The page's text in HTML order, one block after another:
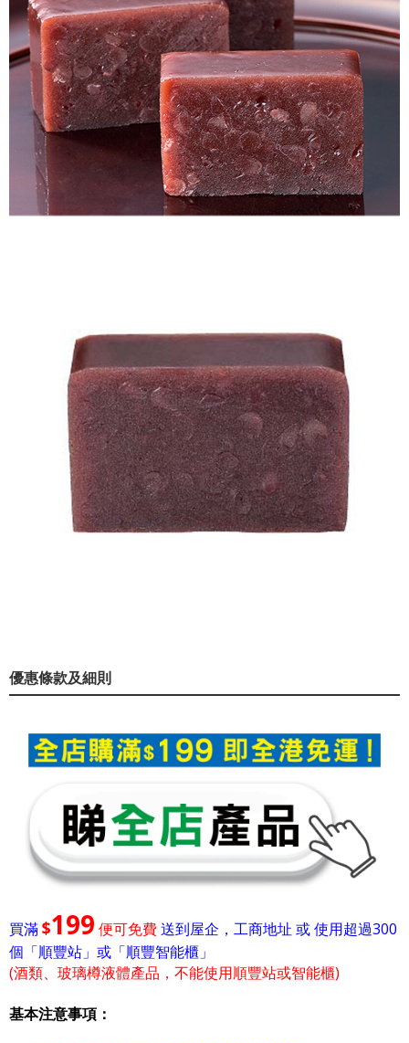
優惠條款及細則
買滿$199 便可免費送到屋企，工商地址 或 使用超過300
個「順豐站」或「順豐智能櫃」
(酒類、玻璃樽液體產品，不能使用順豐站或智能櫃)
基本注意事項：